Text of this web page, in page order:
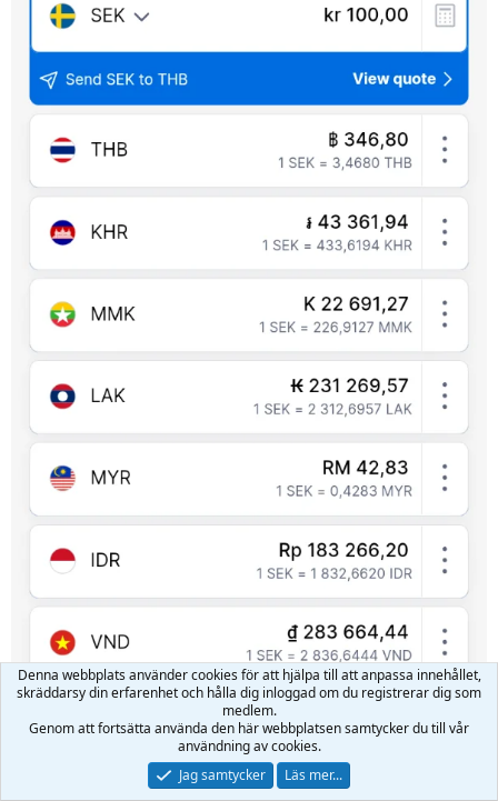
Denna webbplats använder cookies för att hjälpa till att anpassa innehållet,
skräddarsy din erfarenhet och hålla dig inloggad om du registrerar dig som
medlem.
Genom att fortsätta använda den här webbplatsen samtycker du till vår
användning av cookies.
Jag samtycker
Läs mer...